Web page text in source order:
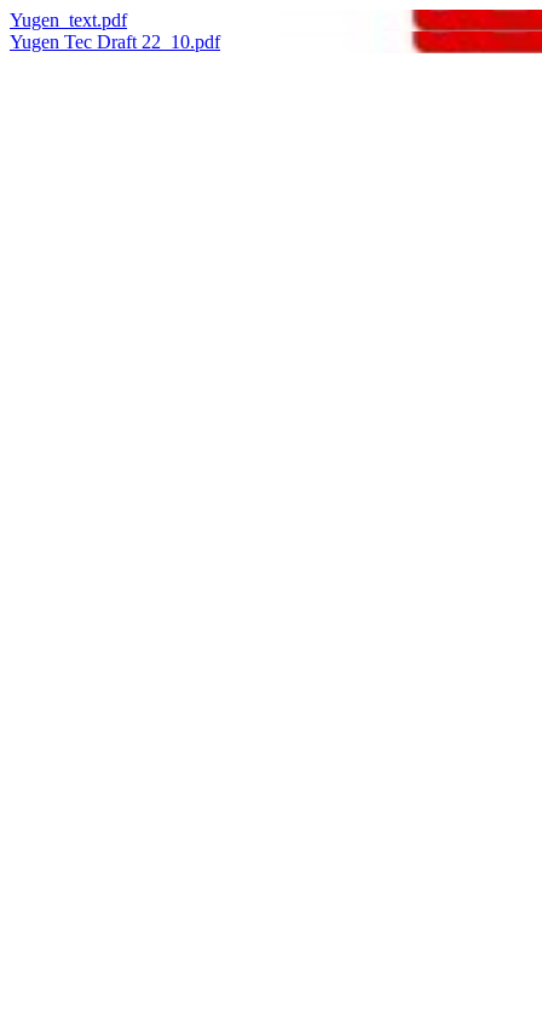
Yugen_text.pdf
Yugen Tec Draft 22_10.pdf